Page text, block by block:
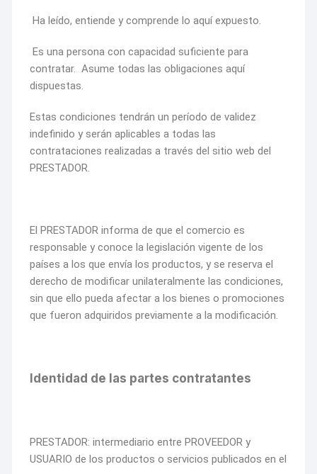
Ha leído, entiende y comprende lo aquí expuesto.
Es una persona con capacidad suficiente para
contratar. Asume todas las obligaciones aquí
dispuestas.
Estas condiciones tendrán un período de validez
indefinido y serán aplicables a todas las
contrataciones realizadas a través del sitio web del
PRESTADOR.
El PRESTADOR informa de que el comercio es
responsable y conoce la legislación vigente de los
países a los que envía los productos, y se reserva el
derecho de modificar unilateralmente las condiciones,
sin que ello pueda afectar a los bienes o promociones
que fueron adquiridos previamente a la modificación.
Identidad de las partes contratantes
PRESTADOR: intermediario entre PROVEEDOR y
USUARIO de los productos o servicios publicados en el